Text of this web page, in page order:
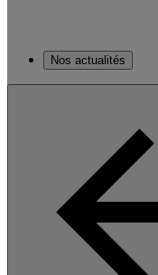
Nos actualités